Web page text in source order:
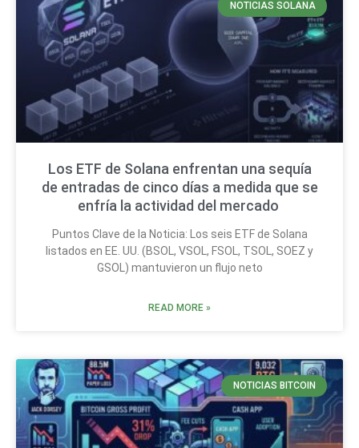
NOTICIAS SOLANA
Los ETF de Solana enfrentan una sequía
de entradas de cinco días a medida que se
enfría la actividad del mercado
Puntos Clave de la Noticia: Los seis ETF de Solana
listados en EE. UU. (BSOL, VSOL, FSOL, TSOL, SOEZ y
GSOL) mantuvieron un flujo neto
READ MORE »
NOTICIAS BITCOIN